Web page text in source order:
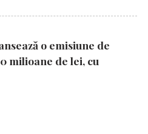
o emisiune de
milioane de lei, cu